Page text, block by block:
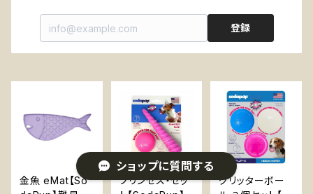
登録
金魚 eMat【So
プリンセス・セッ
グリッターボー
ショップに質問する